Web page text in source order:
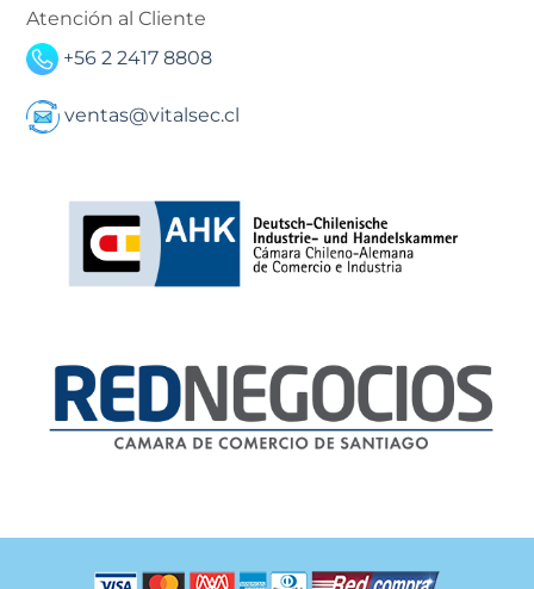
Atención al Cliente
+56 2 2417 8808
ventas@vitalsec.cl